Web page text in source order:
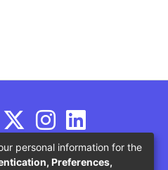
personal information for the
Preferences,